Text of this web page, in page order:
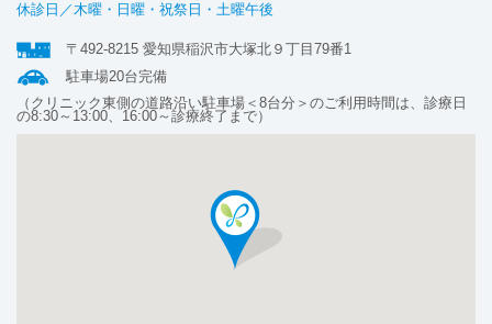
休診日／木曜・日曜・祝祭日・土曜午後
〒492-8215 愛知県稲沢市大塚北９丁目79番1
駐車場20台完備
（クリニック東側の道路沿い駐車場＜8台分＞のご利用時間は、診療日
の8:30～13:00、16:00～診療終了まで）